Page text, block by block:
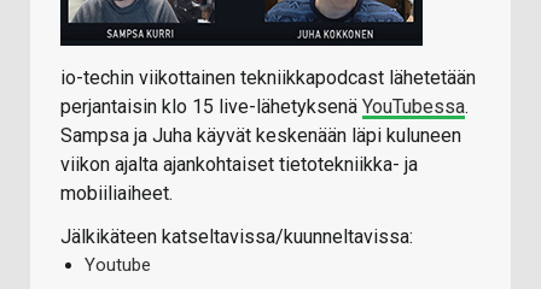
io-techin viikottainen tekniikkapodcast lähetetään
perjantaisin klo 15 live-lähetyksenä YouTubessa.
Sampsa ja Juha käyvät keskenään läpi kuluneen
viikon ajalta ajankohtaiset tietotekniikka- ja
mobiiliaiheet.
Jälkikäteen katseltavissa/kuunneltavissa:
Youtube